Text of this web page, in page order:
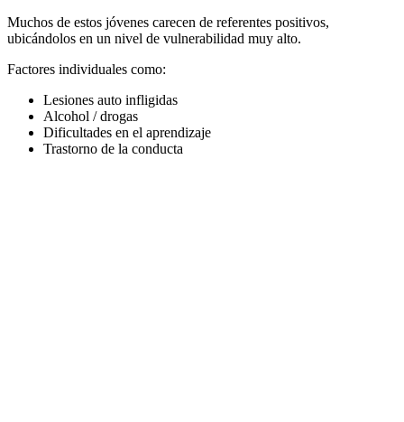
Muchos de estos jóvenes carecen de referentes positivos,
ubicándolos en un nivel de vulnerabilidad muy alto.
Factores individuales como:
Lesiones auto infligidas
Alcohol / drogas
Dificultades en el aprendizaje
Trastorno de la conducta